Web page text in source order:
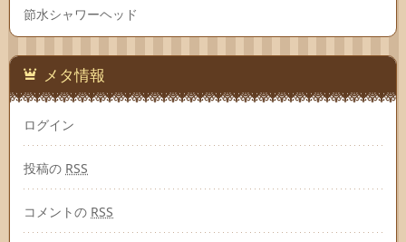
節水シャワーヘッド
メタ情報
ログイン
投稿の RSS
コメントの RSS